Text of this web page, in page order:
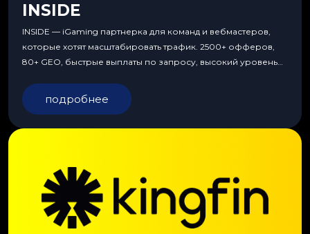
INSIDE
INSIDE — iGaming партнерка для команд и вебмастеров,
которые хотят масштабировать трафик. 2500+ офферов,
80+ GEO, быстрые выплаты по запросу, высокий уровень
подробнее